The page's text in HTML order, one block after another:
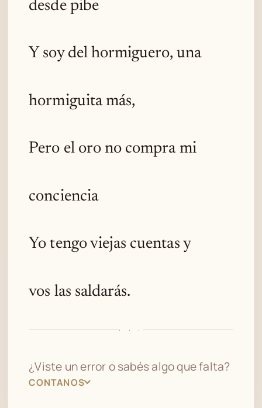
desde pibe
Y soy del hormiguero, una
hormiguita más,
Pero el oro no compra mi
conciencia
Yo tengo viejas cuentas y
vos las saldarás.
· · ·
¿Viste un error o sabés algo que falta?
CONTANOS